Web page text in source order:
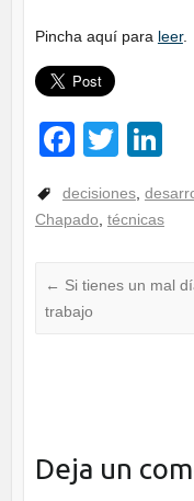
Pincha aquí para leer.
F
c
b
o
T
tt
k
dI
decisiones,
Chapado técnicas
← Si tienes un mal
trabajo
Deja un